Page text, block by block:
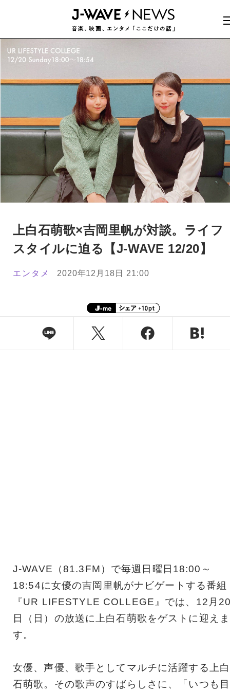
上白石萌歌×吉岡里帆が対談。ライフ
スタイルに迫る【J-WAVE 12/20】
エンタメ 2020年12月18日 21:00
J-WAVE（81.3FM）で毎週日曜日18:00～
18:54に女優の吉岡里帆がナビゲートする番組
『UR LIFESTYLE COLLEGE』では、12月
日（日）の放送に上白石萌歌をゲストに迎えま
す。
女優、声優、歌手としてマルチに活躍する上白
石萌歌。その歌声のすばらしさに、「いつも目